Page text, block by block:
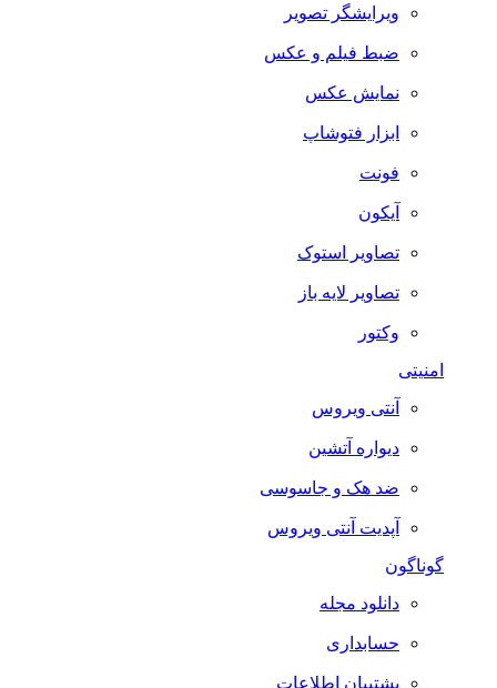
ویرایشگر تصویر
ضبط فيلم و عكس
نمایش عکس
ابزار فتوشاپ
فونت
آیکون
تصاویر استوک
تصاویر لایه باز
وکتور
امنیتی
آنتی ویروس
دیواره آتشین
ضد هک و جاسوسی
آپدیت آنتی ویروس
گوناگون
دانلود مجله
حسابداری
پشتیبان اطلاعات